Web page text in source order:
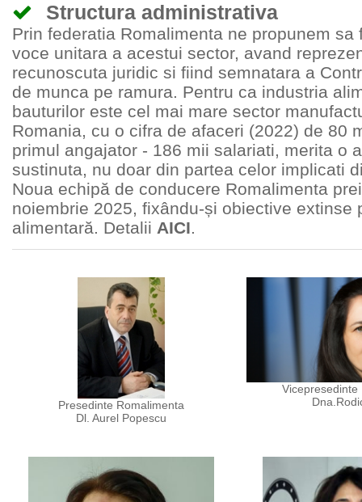
Structura administrativa
Prin federatia Romalimenta ne propunem sa
voce unitara a acestui sector, avand
recunoscuta juridic si fiind semnatara a
de munca pe ramura. Pentru ca industria
bauturilor este cel mai mare sector
Romania, cu o cifra de afaceri (2022) de 80
primul angajator - 186 mii salariati, merita o
sustinuta, nu doar din partea celor implicati
Noua echipă de conducere Romalimenta
noiembrie 2025, fixându-și obiective extinse
alimentară. Detalii AICI.
Presedinte Romalimenta
Dl. Aurel Popescu
Vicepresedinte